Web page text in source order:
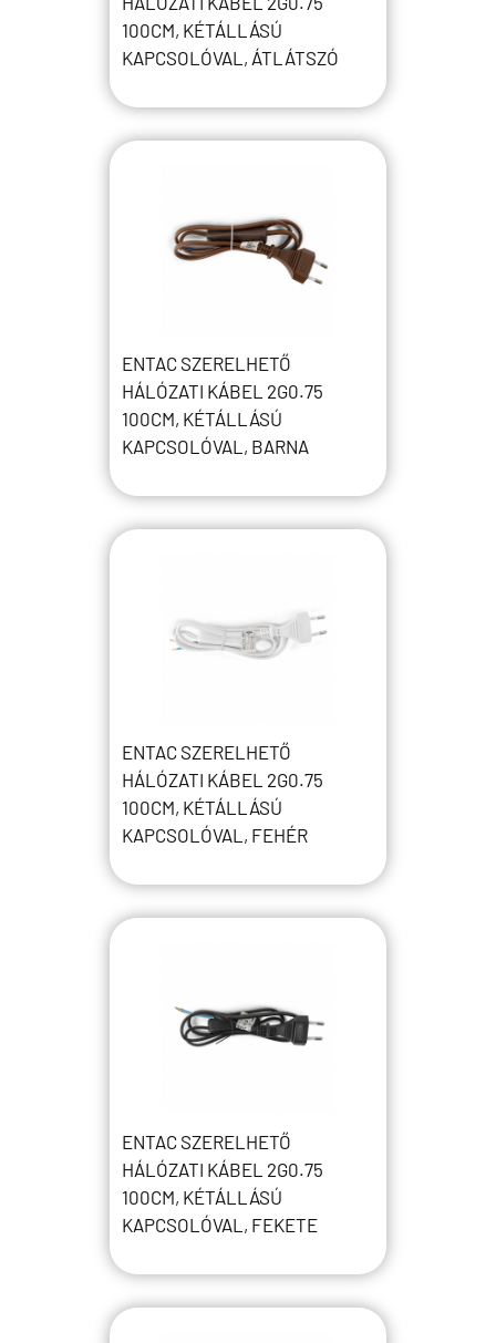
100CM, KÉTÁLLÁSÚ
KAPCSOLÓVAL, ÁTLÁTSZÓ
ENTAC SZERELHETŐ
HÁLÓZATI KÁBEL 2G0.75
100CM, KÉTÁLLÁSÚ
KAPCSOLÓVAL, BARNA
ENTAC SZERELHETŐ
HÁLÓZATI KÁBEL 2G0.75
100CM, KÉTÁLLÁSÚ
KAPCSOLÓVAL, FEHÉR
ENTAC SZERELHETŐ
HÁLÓZATI KÁBEL 2G0.75
100CM, KÉTÁLLÁSÚ
KAPCSOLÓVAL, FEKETE